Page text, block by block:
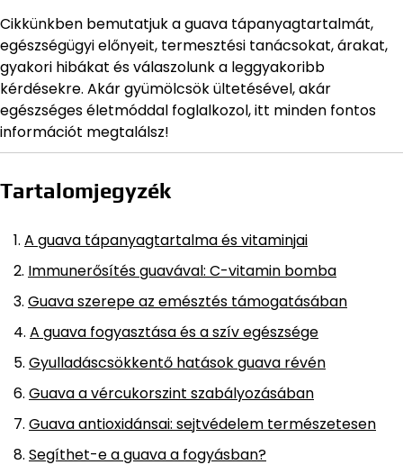
Cikkünkben bemutatjuk a guava tápanyagtartalmát,
egészségügyi előnyeit, termesztési tanácsokat, árakat,
gyakori hibákat és válaszolunk a leggyakoribb
kérdésekre. Akár gyümölcsök ültetésével, akár
egészséges életmóddal foglalkozol, itt minden fontos
információt megtalálsz!
Tartalomjegyzék
A guava tápanyagtartalma és vitaminjai
Immunerősítés guavával: C-vitamin bomba
Guava szerepe az emésztés támogatásában
A guava fogyasztása és a szív egészsége
Gyulladáscsökkentő hatások guava révén
Guava a vércukorszint szabályozásában
Guava antioxidánsai: sejtvédelem természetesen
Segíthet-e a guava a fogyásban?